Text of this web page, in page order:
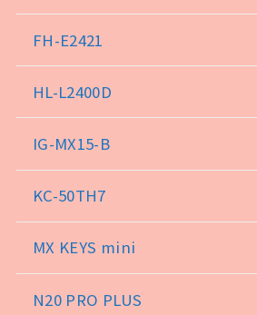
FH-E2421
HL-L2400D
IG-MX15-B
KC-50TH7
MX KEYS mini
N20 PRO PLUS